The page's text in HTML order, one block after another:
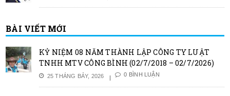
BÀI VIẾT MỚI
KỶ NIỆM 08 NĂM THÀNH LẬP CÔNG TY LUẬT
TNHH MTV CÔNG BÌNH (02/7/2018 – 02/7/2026)
25 THÁNG BẢY, 2026 0 BÌNH LUẬN